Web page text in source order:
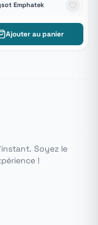
Emphatek
Ajouter au panier
Soyez le
!